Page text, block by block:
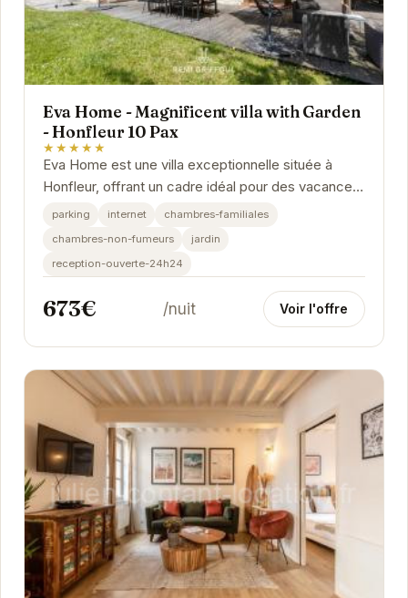
Eva Home - Magnificent villa with Garden
- Honfleur 10 Pax
★★★★★
Eva Home est une villa exceptionnelle située à
Honfleur, offrant un cadre idéal pour des vacances
inoubliables. Avec son jardin luxuriant, ses...
parking internet
chambres-familiales
chambres-non-fumeurs
jardin
reception-ouverte-24h24
673€ /nuit Voir l'offre